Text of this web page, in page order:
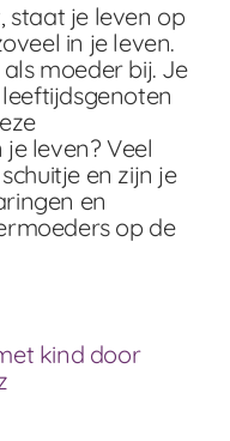
staat je leven op
in je leven.
moeder bij. Je
leven? Veel
en zijn je
en
op de